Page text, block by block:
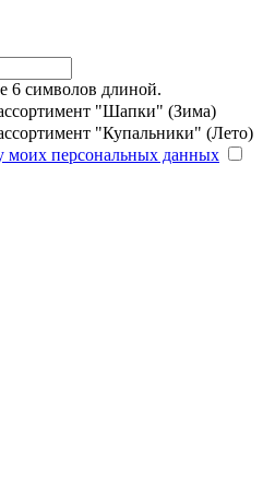
6 символов длиной.
"Шапки" (Зима)
"Купальники" (Лето)
моих персональных данных